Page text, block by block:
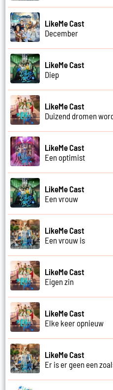
LikeMe Cast
December
LikeMe Cast
Diep
LikeMe Cast
Duizend dromen
LikeMe Cast
Een optimist
LikeMe Cast
Een vrouw
LikeMe Cast
Een vrouw is
LikeMe Cast
Eigen zin
LikeMe Cast
Elke keer opnieuw
LikeMe Cast
Er is er geen een